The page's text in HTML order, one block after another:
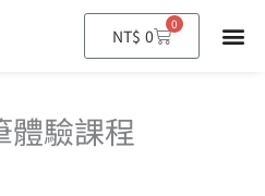
NT$ 0
0
購
物
體驗課程